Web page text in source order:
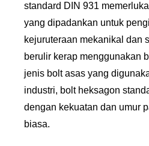
standard DIN 931
yang dipadankan untuk
kejuruteraan mekanikal dan
berulir kerap menggunakan
jenis bolt asas yang
industri, bolt heksagon
dengan kekuatan dan umur
biasa.